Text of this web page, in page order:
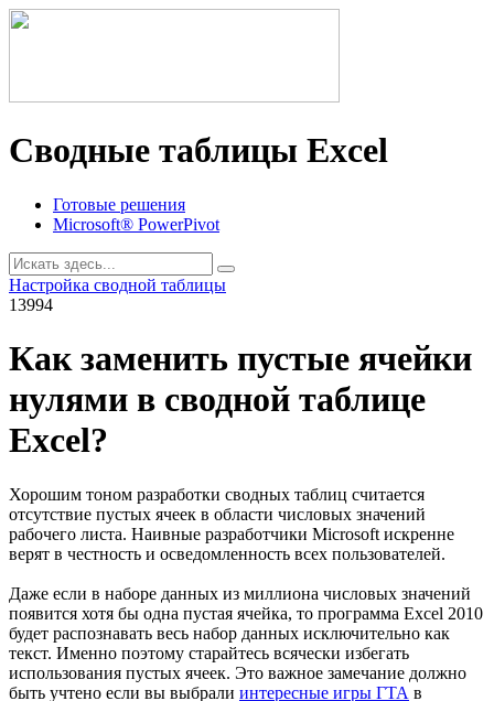
Сводные таблицы Excel
Готовые решения
Microsoft® PowerPivot
Настройка сводной таблицы
13994
Как заменить пустые ячейки
нулями в сводной таблице
Excel?
Хорошим тоном разработки сводных таблиц считается
отсутствие пустых ячеек в области числовых значений
рабочего листа. Наивные разработчики Microsoft искренне
верят в честность и осведомленность всех пользователей.
Даже если в наборе данных из миллиона числовых значений
появится хотя бы одна пустая ячейка, то программа Excel 2010
будет распознавать весь набор данных исключительно как
текст. Именно поэтому старайтесь всячески избегать
использования пустых ячеек. Это важное замечание должно
быть учтено если вы выбрали интересные игры ГТА в